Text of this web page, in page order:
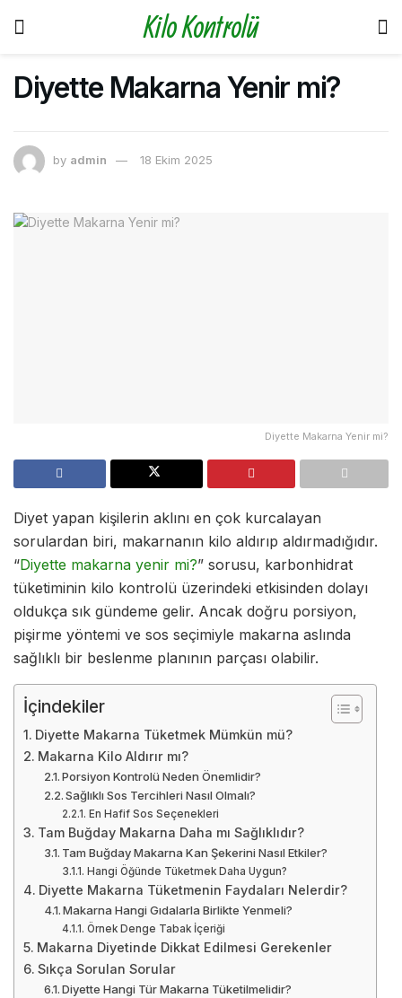
Kilo Kontrolü
Diyette Makarna Yenir mi?
by admin 18 Ekim 2025
Diyette Makarna Yenir mi?
Diyet yapan kişilerin aklını en çok kurcalayan
sorulardan biri, makarnanın kilo aldırıp aldırmadığıdır.
“Diyette makarna yenir mi?” sorusu, karbonhidrat
tüketiminin kilo kontrolü üzerindeki etkisinden dolayı
oldukça sık gündeme gelir. Ancak doğru porsiyon,
pişirme yöntemi ve sos seçimiyle makarna aslında
sağlıklı bir beslenme planının parçası olabilir.
İçindekiler
Diyette Makarna Tüketmek Mümkün mü?
Makarna Kilo Aldırır mı?
Porsiyon Kontrolü Neden Önemlidir?
Sağlıklı Sos Tercihleri Nasıl Olmalı?
En Hafif Sos Seçenekleri
Tam Buğday Makarna Daha mı Sağlıklıdır?
Tam Buğday Makarna Kan Şekerini Nasıl Etkiler?
Hangi Öğünde Tüketmek Daha Uygun?
Diyette Makarna Tüketmenin Faydaları Nelerdir?
Makarna Hangi Gıdalarla Birlikte Yenmeli?
Örnek Denge Tabak İçeriği
Makarna Diyetinde Dikkat Edilmesi Gerekenler
Sıkça Sorulan Sorular
Diyette Hangi Tür Makarna Tüketilmelidir?